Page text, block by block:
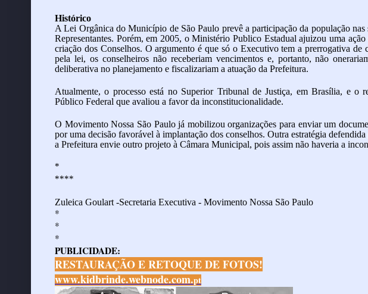
Histórico
A Lei Orgânica do Município de São Paulo prevê a participação da população
Representantes. Porém, em 2005, o Ministério Publico Estadual ajuizou uma
criação dos Conselhos. O argumento é que só o Executivo tem a prerrogativa de
pela lei, os conselheiros não receberiam vencimentos e, portanto, não
deliberativa no planejamento e fiscalizariam a atuação da Prefeitura.
Atualmente, o processo está no Superior Tribunal de Justiça, em Brasília, e o
Público Federal que avaliou a favor da inconstitucionalidade.
O Movimento Nossa São Paulo já mobilizou organizações para enviar um
por uma decisão favorável à implantação dos conselhos. Outra estratégia
a Prefeitura envie outro projeto à Câmara Municipal, pois assim não haveria a
*
****
Zuleica Goulart -Secretaria Executiva - Movimento Nossa São Paulo
*
*
*
PUBLICIDADE:
RESTAURAÇÃO E RETOQUE DE FOTOS!
www.kidbrinde.webnode.com.pt